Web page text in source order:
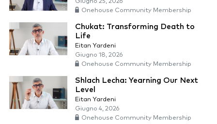
Giugno 25, 2026
Onehouse Community Membership
Chukat: Transforming Death to
Life
Eitan Yardeni
Giugno 18, 2026
Onehouse Community Membership
Shlach Lecha: Yearning Our Next
Level
Eitan Yardeni
Giugno 4, 2026
Onehouse Community Membership